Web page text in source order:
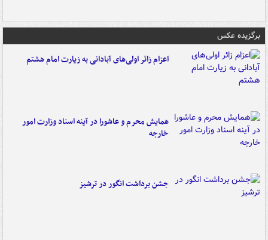
برگزیده عکس
اعزام زائر اولی‌های آبادانی به زیارت امام هشتم
همایش محرم و عاشورا در آینه اسناد وزارت امور
خارجه
جشن برداشت انگور در ترشیز